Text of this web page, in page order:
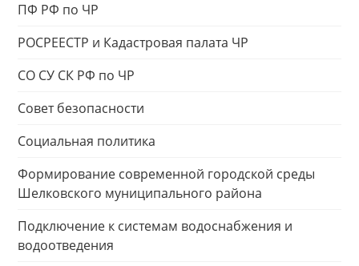
ПФ РФ по ЧР
РОСРЕЕСТР и Кадастровая палата ЧР
СО СУ СК РФ по ЧР
Совет безопасности
Социальная политика
Формирование современной городской среды
Шелковского муниципального района
Подключение к системам водоснабжения и
водоотведения